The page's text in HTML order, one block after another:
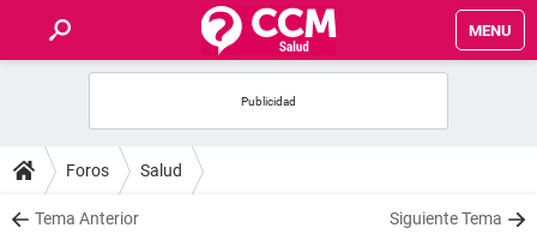
MENU
FOROS
SALUD
Foros Salud
Tema Anterior Siguiente Tema